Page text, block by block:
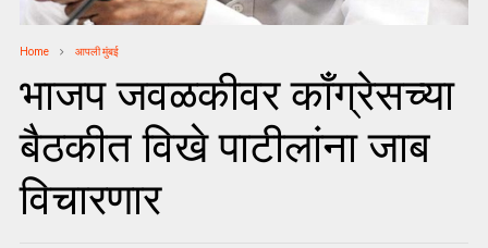
Home आपली मुंबई
भाजप जवळकीवर काँग्रेसच्या
बैठकीत विखे पाटीलांना जाब
विचारणार